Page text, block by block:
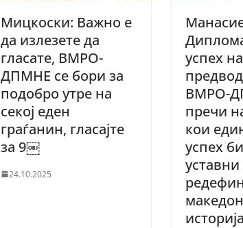
Мицкоски: Важно е
да излезете да
гласате, ВМРО-
ДПМНЕ се бори за
подобро утре на
секој еден
граѓанин, гласајте
за 9￼
24.10.2025
успех
ВМРО-
пречи
кои
успех
историја